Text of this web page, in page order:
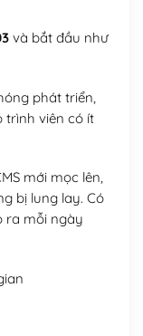
và bắt đầu như
phát triển,
trình viên có ít
mới mọc lên,
bị lung lay. Có
ra mỗi ngày